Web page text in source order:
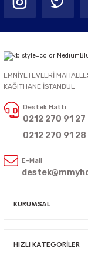
EMNİYETEVLERİ
KAĞITHANE İSTANBUL
Destek Hattı
0212 270 91 27
0212 270 91 28
E-Mail
KURUMSAL
HIZLI KATEGORİLER